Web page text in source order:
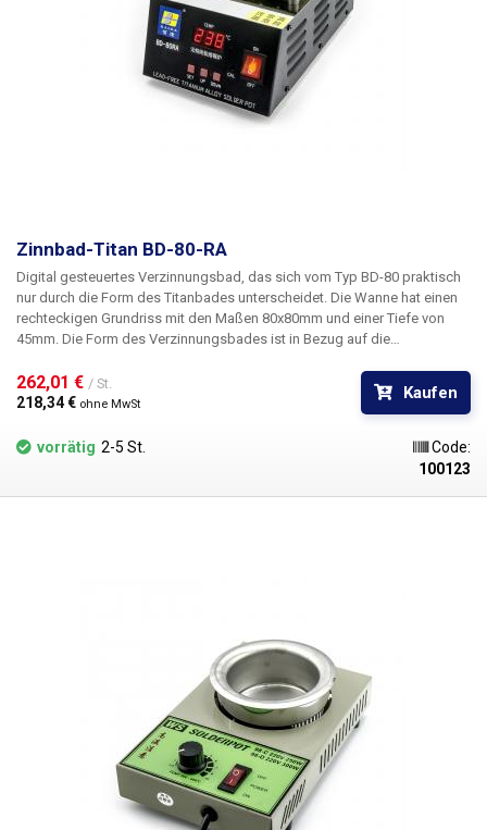
Zinnbad-Titan BD-80-RA
Digital gesteuertes Verzinnungsbad, das sich vom Typ BD-80 praktisch
nur durch die Form des Titanbades unterscheidet. Die Wanne hat einen
rechteckigen Grundriss mit den Maßen 80x80mm und einer Tiefe von
45mm. Die Form des Verzinnungsbades ist in Bezug auf die
Zinnwolle beim Löten von kleinen Serien oder Entwicklungsstücken von
Leiterplatten bis zu einer Größe, die durch die Größe des Bades
262,01 € / St.
218,34 € ohne MwSt
Kaufen
vorrätig 2-5 St.
Code:
100123